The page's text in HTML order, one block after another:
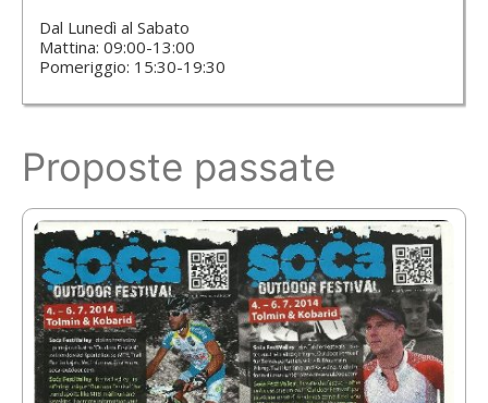
Dal Lunedì al Sabato
Mattina: 09:00-13:00
Pomeriggio: 15:30-19:30
Proposte passate